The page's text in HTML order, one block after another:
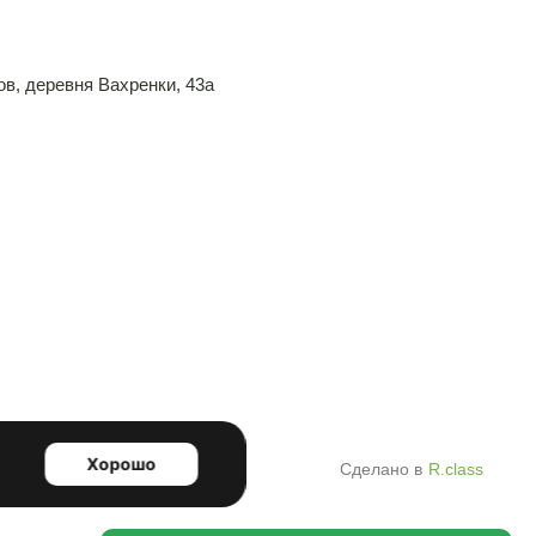
деревня Вахренки, 43а
Сделано в R.class